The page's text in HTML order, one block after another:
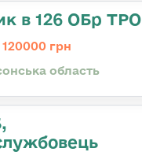
в 126 ОБр ТРО
грн
область